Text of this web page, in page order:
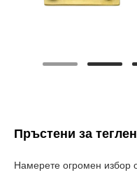
Пръстени за
Намерете огромен избор